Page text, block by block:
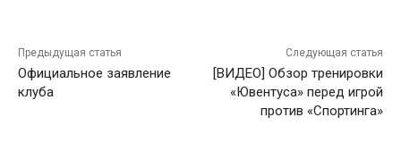
Предыдущая статья
Официальное заявление
клуба
Следующая статья
[ВИДЕО] Обзор тренировки
«Ювентуса» перед игрой
против «Спортинга»